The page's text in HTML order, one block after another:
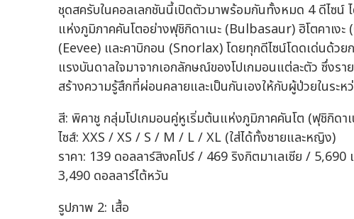
ชุดสครับในคอลเลกชันนี้เปิดตัวมาพร้อมกันทั้งหมด 4 ดีไซน์
แห่งภูมิภาคคันโตอย่างฟุชิกิดาเนะ (Bulbasaur) ฮิโตคาเง
(Eevee) และคาบิกอน (Snorlax) โดยทุกดีไซน์โดดเด่นด้วย
แรงบันดาลใจมาจากเอกลักษณ์ของโปเกมอนแต่ละตัว ซึ่งร
สร้างความรู้สึกที่ผ่อนคลายและเป็นกันเองให้กับผู้ป่วยในระห
สี: พิคาชู กลุ่มโปเกมอนคู่หูเริ่มต้นแห่งภูมิภาคคันโต (ฟุชิกิดาเ
ไซส์: XXS / XS / S / M / L / XL (ใส่ได้ทั้งชายและหญิง)
ราคา: 139 ดอลลาร์สิงคโปร์ / 469 ริงกิตมาเลเซีย /
3,490 ดอลลาร์ไต้หวัน
รูปภาพ 2: เสื้อ